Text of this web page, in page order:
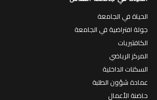
الحياة في الجامعة
جولة افتراضية في الجامعة
الكافتيريات
المركز الرياضي
السكنات الداخلية
عمادة شؤون الطلبة
حاضنة الأعمال